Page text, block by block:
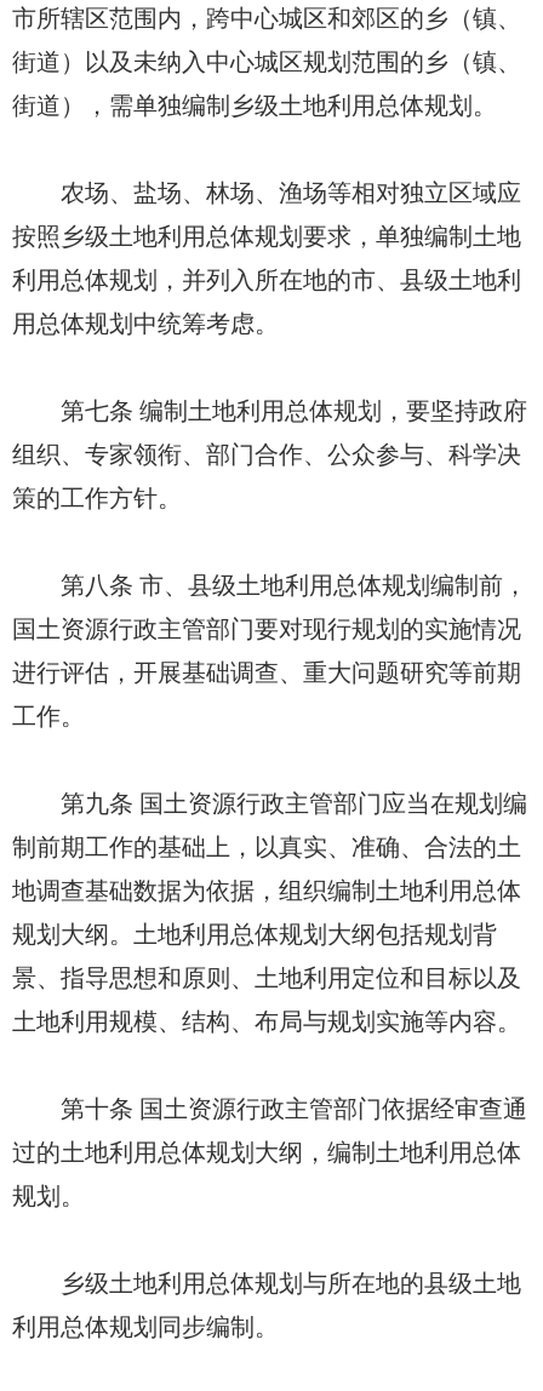
市所辖区范围内，跨中心城区和郊区的乡（镇、
街道）以及未纳入中心城区规划范围的乡（镇、
街道），需单独编制乡级土地利用总体规划。
农场、盐场、林场、渔场等相对独立区域应
按照乡级土地利用总体规划要求，单独编制土地
利用总体规划，并列入所在地的市、县级土地利
用总体规划中统筹考虑。
第七条 编制土地利用总体规划，要坚持政府
组织、专家领衔、部门合作、公众参与、科学决
策的工作方针。
第八条 市、县级土地利用总体规划编制前，
国土资源行政主管部门要对现行规划的实施情况
进行评估，开展基础调查、重大问题研究等前期
工作。
第九条 国土资源行政主管部门应当在规划编
制前期工作的基础上，以真实、准确、合法的土
地调查基础数据为依据，组织编制土地利用总体
规划大纲。土地利用总体规划大纲包括规划背
景、指导思想和原则、土地利用定位和目标以及
土地利用规模、结构、布局与规划实施等内容。
第十条 国土资源行政主管部门依据经审查通
过的土地利用总体规划大纲，编制土地利用总体
规划。
乡级土地利用总体规划与所在地的县级土地
利用总体规划同步编制。